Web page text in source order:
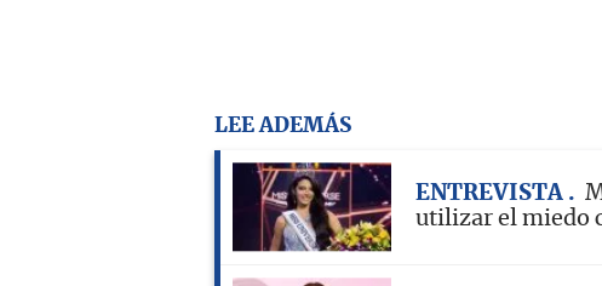
LEE ADEMÁS
ENTREVISTA
utilizar el miedo